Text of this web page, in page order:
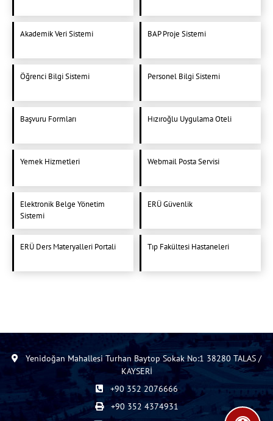
Akademik Veri Sistemi BAP Proje Sistemi
Öğrenci Bilgi Sistemi Personel Bilgi Sistemi
Başvuru Formları Hızıroğlu Uygulama Oteli
Yemek Hizmetleri Webmail Posta Servisi
Elektronik Belge Yönetim
Sistemi
ERÜ Güvenlik
ERÜ Ders Materyalleri Portali Tıp Fakültesi Hastaneleri
Yenidoğan Mahallesi Turhan Baytop Sokak No:1 38280 TALAS /
KAYSERİ
+90 352 2076666
+90 352 4374931